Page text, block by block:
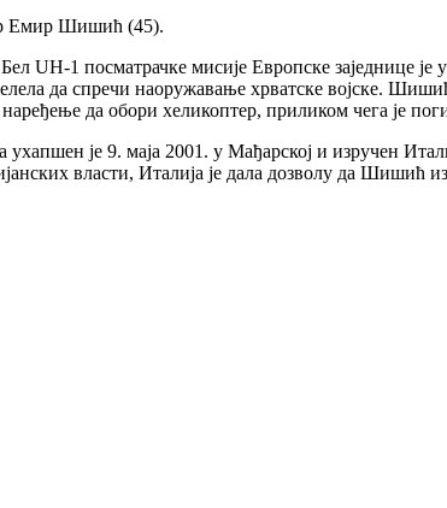
Емир Шишић (45).
UH-1 посматрачке мисије Европске заједнице
да спречи наоружавање хрватске војске.
да обори хеликоптер, приликом чега је
је 9. маја 2001. у Мађарској и изручен
власти, Италија је дала дозволу да